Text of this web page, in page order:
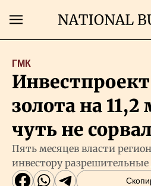
Главная
ГМК
золота на
чуть не
Пять месяцев власти
инвестору